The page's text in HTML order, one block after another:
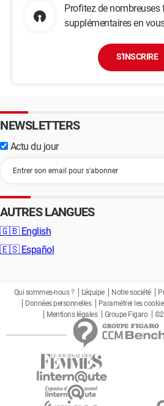
Profitez de
supplémentaires en
S'INSCRIRE
NEWSLETTERS
Actu du jour
AUTRES LANGUES
🇬🇧 English
🇪🇸 Español
Qui sommes-nous ? L'équipe Notre société
Données personnelles
Paramétrer les
Mentions légales
Groupe Figaro